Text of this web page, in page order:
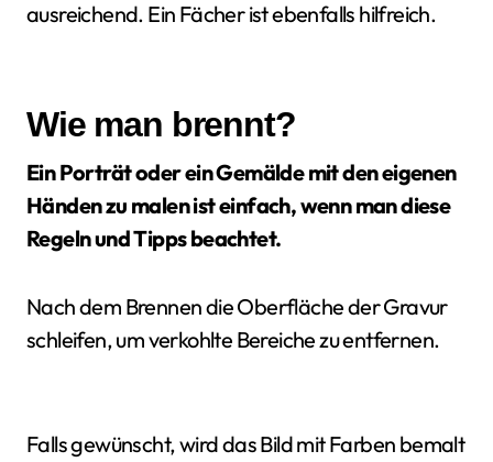
ausreichend. Ein Fächer ist ebenfalls hilfreich.
Wie man brennt?
Ein Porträt oder ein Gemälde mit den eigenen
Händen zu malen ist einfach, wenn man diese
Regeln und Tipps beachtet.
Nach dem Brennen die Oberfläche der Gravur
schleifen, um verkohlte Bereiche zu entfernen.
Falls gewünscht, wird das Bild mit Farben bemalt